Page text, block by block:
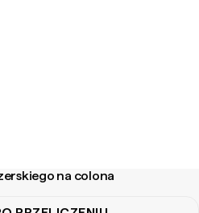
na colona